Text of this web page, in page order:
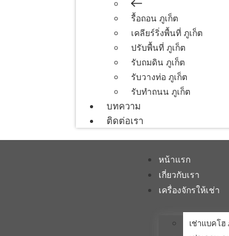
รื้อถอน ภูเก็ต
เคลียร์ริ่งพื้นที่ ภูเก็ต
ปรับพื้นที่ ภูเก็ต
รับถมดิน ภูเก็ต
รับวางท่อ ภูเก็ต
รับทำถนน ภูเก็ต
บทความ
ติดต่อเรา
หน้าแรก
เกี่ยวกับเรา
เครื่องจักรให้เช่า
เช่าแบคโฮ